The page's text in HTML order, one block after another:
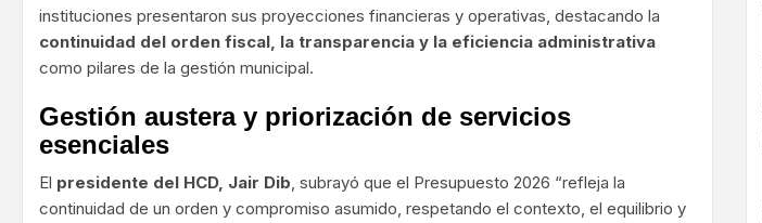
instituciones presentaron sus proyecciones financieras y operativas, destacando la
continuidad del orden fiscal, la transparencia y la eficiencia administrativa
como pilares de la gestión municipal.
Gestión austera y priorización de servicios
esenciales
El presidente del HCD, Jair Dib, subrayó que el Presupuesto 2026 “refleja la
continuidad de un orden y compromiso asumido, respetando el contexto, el equilibrio y